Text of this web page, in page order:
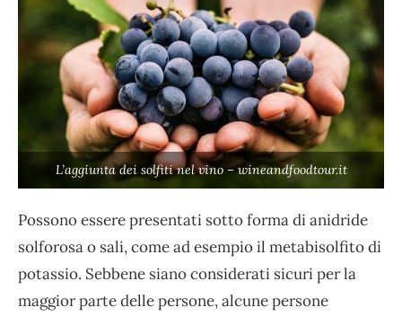
L’aggiunta dei solfiti nel vino – wineandfoodtour.it
Possono essere presentati sotto forma di anidride
solforosa o sali, come ad esempio il metabisolfito di
potassio. Sebbene siano considerati sicuri per la
maggior parte delle persone, alcune persone